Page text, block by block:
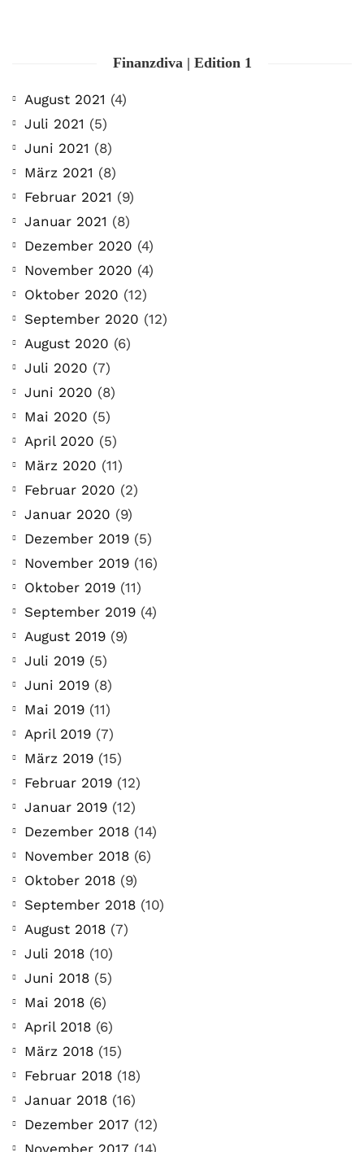
Finanzdiva | Edition 1
August 2021 (4)
Juli 2021 (5)
Juni 2021 (8)
März 2021 (8)
Februar 2021 (9)
Januar 2021 (8)
Dezember 2020 (4)
November 2020 (4)
Oktober 2020 (12)
September 2020 (12)
August 2020 (6)
Juli 2020 (7)
Juni 2020 (8)
Mai 2020 (5)
April 2020 (5)
März 2020 (11)
Februar 2020 (2)
Januar 2020 (9)
Dezember 2019 (5)
November 2019 (16)
Oktober 2019 (11)
September 2019 (4)
August 2019 (9)
Juli 2019 (5)
Juni 2019 (8)
Mai 2019 (11)
April 2019 (7)
März 2019 (15)
Februar 2019 (12)
Januar 2019 (12)
Dezember 2018 (14)
November 2018 (6)
Oktober 2018 (9)
September 2018 (10)
August 2018 (7)
Juli 2018 (10)
Juni 2018 (5)
Mai 2018 (6)
April 2018 (6)
März 2018 (15)
Februar 2018 (18)
Januar 2018 (16)
Dezember 2017 (12)